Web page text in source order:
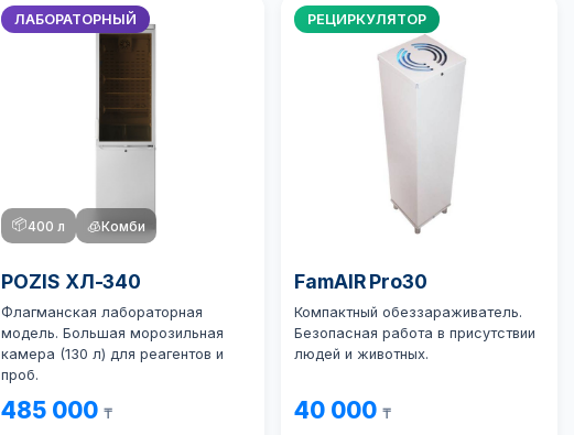
ЛАБОРАТОРНЫЙ
📦400 л 🧊Комби
POZIS ХЛ-340
Флагманская лабораторная
модель. Большая морозильная
камера (130 л) для реагентов и
проб.
485 000₸
РЕЦИРКУЛЯТОР
FamAIR Pro30
Компактный обеззараживатель.
Безопасная работа в присутствии
людей и животных.
40 000₸